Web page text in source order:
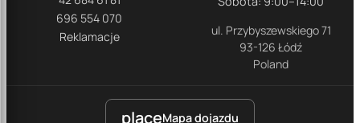
696 554 070
Reklamacje
ul. Przybyszewskiego 71
93-126 Łódź
Poland
placeMapa dojazdu